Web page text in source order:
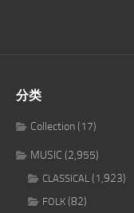
分类
Collection(17)
MUSIC (2,955)
CLASSICAL (1,923)
FOLK (82)